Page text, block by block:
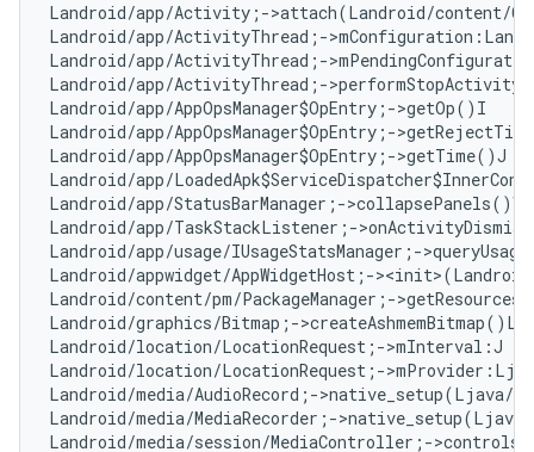
Landroid/app/Activity;->attach(Landroid/content/
Landroid/app/ActivityThread;-
Landroid/app/ActivityThread;-
Landroid/app/ActivityThread;-
Landroid/app/AppOpsManager$OpEntry;->getOp()I
Landroid/app/AppOpsManager$OpEntry;-
Landroid/app/AppOpsManager$OpEntry;->getTime()J
Landroid/app/
Landroid/app/StatusBarManager;->collapsePanels()V
Landroid/app/TaskStackListener;-
Landroid/app/usage/IUsageStatsManager;-
Landroid/appwidget/AppWidgetHost;-
Landroid/content/pm/PackageManager;-
Landroid/graphics/Bitmap;-
Landroid/location/LocationRequest;->mInterval:J
Landroid/location/LocationRequest;-
Landroid/media/AudioRecord;-
Landroid/media/MediaRecorder;-
Landroid/media/session/MediaController;-